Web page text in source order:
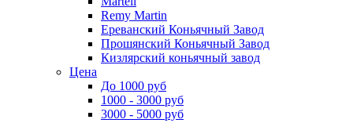
Remy Martin
Ереванский Коньячный Завод
Прошянский Коньячный Завод
Кизлярский коньячный завод
Цена
До 1000 руб
1000 - 3000 руб
3000 - 5000 руб